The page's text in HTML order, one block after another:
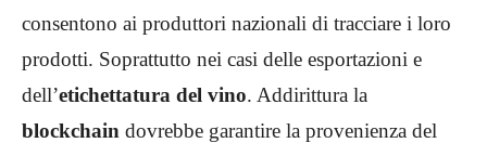
consentono ai produttori nazionali di tracciare i loro
prodotti. Soprattutto nei casi delle esportazioni e
dell’etichettatura del vino. Addirittura la
blockchain dovrebbe garantire la provenienza del